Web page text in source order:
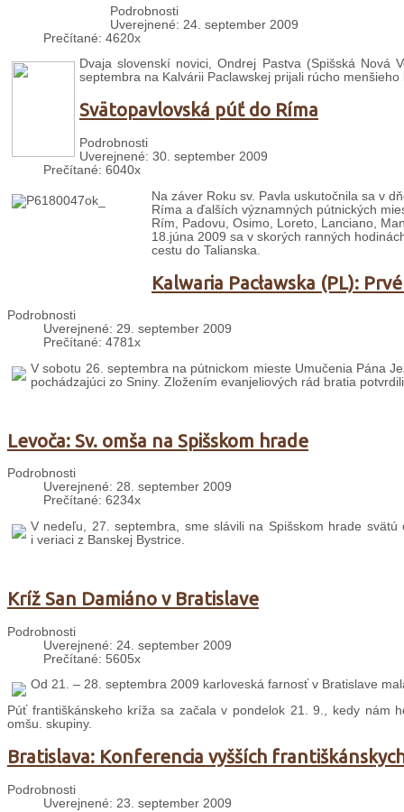
Podrobnosti
Uverejnené: 24. september 2009
Prečítané: 4620x
Dvaja slovenskí novici, Ondrej Pastva (Spišská
septembra na Kalvárii Paclawskej prijali rúcho menšieho
Svätopavlovská púť do Ríma
Podrobnosti
Uverejnené: 30. september 2009
Prečítané: 6040x
Na záver Roku sv. Pavla uskutočnila sa v
Ríma a ďalších významných pútnických
Rím, Padovu, Osimo, Loreto, Lanciano,
18.júna 2009 sa v skorých ranných
cestu do Talianska.
Kalwaria Pacławska (PL):
Podrobnosti
Uverejnené: 29. september 2009
Prečítané: 4781x
V sobotu 26. septembra na pútnickom mieste Umučenia Pána
pochádzajúci zo Sniny. Zložením evanjeliových rád bratia
Levoča: Sv. omša na Spišskom hrade
Podrobnosti
Uverejnené: 28. september 2009
Prečítané: 6234x
V nedeľu, 27. septembra, sme slávili na Spišskom hrade
i veriaci z Banskej Bystrice.
Kríž San Damiáno v Bratislave
Podrobnosti
Uverejnené: 24. september 2009
Prečítané: 5605x
Od 21. – 28. septembra 2009 karloveská farnosť v Bratislave
Púť františkánskeho kríža sa začala v pondelok 21. 9., kedy nám
omšu. skupiny.
Bratislava: Konferencia vyšších
Podrobnosti
Uverejnené: 23. september 2009